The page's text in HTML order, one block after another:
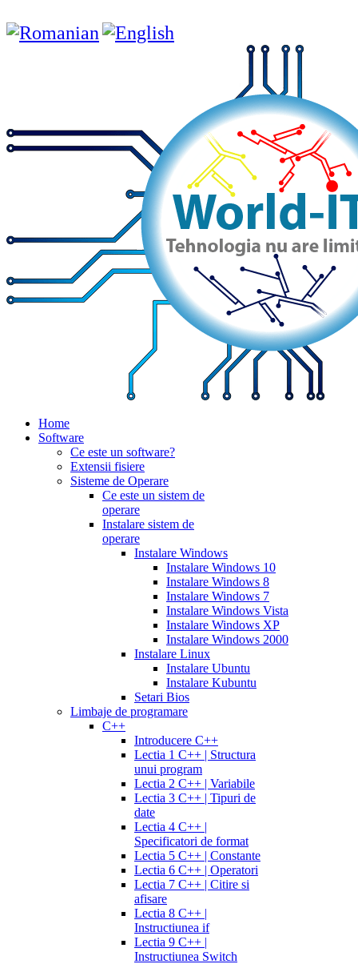
Home
Software
Ce este un software?
Extensii fisiere
Sisteme de Operare
Ce este un sistem de
operare
Instalare sistem de
operare
Instalare Windows
Instalare Windows 10
Instalare Windows 8
Instalare Windows 7
Instalare Windows Vista
Instalare Windows XP
Instalare Windows 2000
Instalare Linux
Instalare Ubuntu
Instalare Kubuntu
Setari Bios
Limbaje de programare
C++
Introducere C++
Lectia 1 C++ | Structura
unui program
Lectia 2 C++ | Variabile
Lectia 3 C++ | Tipuri de
date
Lectia 4 C++ |
Specificatori de format
Lectia 5 C++ | Constante
Lectia 6 C++ | Operatori
Lectia 7 C++ | Citire si
afisare
Lectia 8 C++ |
Instructiunea if
Lectia 9 C++ |
Instructiunea Switch